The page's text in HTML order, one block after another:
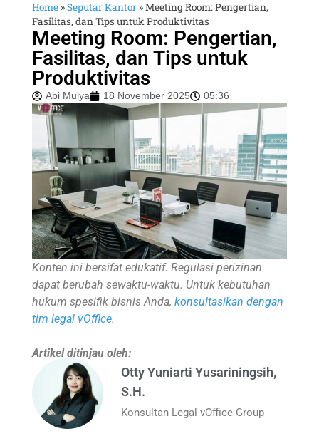
Home »Seputar Kantor »Meeting Room: Pengertian,
Fasilitas, dan Tips untuk Produktivitas
Meeting Room: Pengertian,
Fasilitas, dan Tips untuk
Produktivitas
Abi Mulya 18 November 2025 05:36
Konten ini bersifat edukatif. Regulasi perizinan
dapat berubah sewaktu-waktu. Untuk kebutuhan
hukum spesifik bisnis Anda, konsultasikan dengan
tim legal vOffice.
Artikel ditinjau oleh:
Otty Yuniarti Yusariningsih,
S.H.
Konsultan Legal vOffice Group